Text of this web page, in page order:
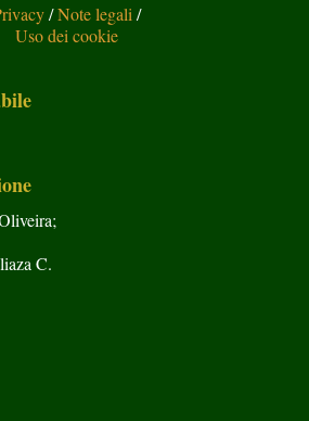
/Note legali /
Uso dei cookie
C.